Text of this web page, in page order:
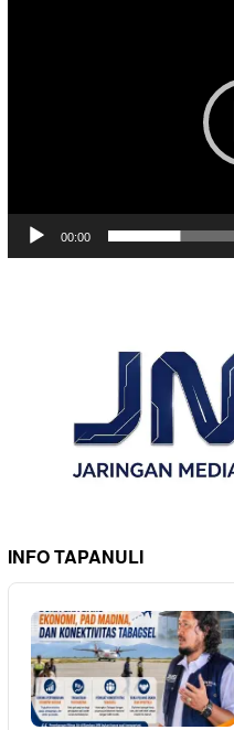
00:00
INFO TAPANULI